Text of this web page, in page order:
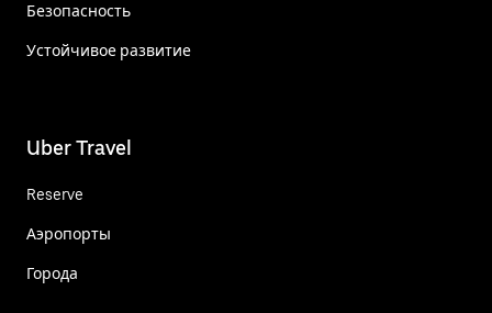
Безопасность
Устойчивое развитие
Uber Travel
Reserve
Аэропорты
Города